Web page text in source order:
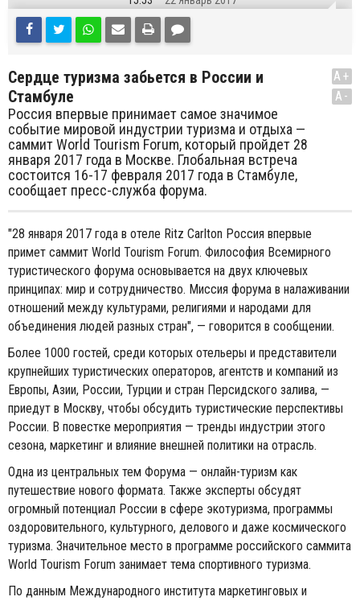
Сердце туризма забьется в России и
Стамбуле
Россия впервые принимает самое значимое
событие мировой индустрии туризма и отдыха —
саммит World Tourism Forum, который пройдет 28
января 2017 года в Москве. Глобальная встреча
состоится 16-17 февраля 2017 года в Стамбуле,
сообщает пресс-служба форума.
A+
A-
"28 января 2017 года в отеле Ritz Carlton Россия впервые
примет саммит World Tourism Forum. Философия Всемирного
туристического форума основывается на двух ключевых
принципах: мир и сотрудничество. Миссия форума в налаживании
отношений между культурами, религиями и народами для
объединения людей разных стран", — говорится в сообщении.
Более 1000 гостей, среди которых отельеры и представители
крупнейших туристических операторов, агентств и компаний из
Европы, Азии, России, Турции и стран Персидского залива, —
приедут в Москву, чтобы обсудить туристические перспективы
России. В повестке мероприятия — тренды индустрии этого
сезона, маркетинг и влияние внешней политики на отрасль.
Одна из центральных тем Форума — онлайн-туризм как
путешествие нового формата. Также эксперты обсудят
огромный потенциал России в сфере экотуризма, программы
оздоровительного, культурного, делового и даже космического
туризма. Значительное место в программе российского саммита
World Tourism Forum занимает тема спортивного туризма.
По данным Международного института маркетинговых и